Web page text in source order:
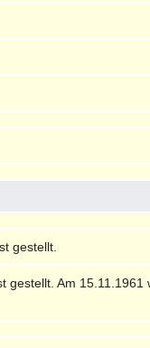
gestellt.
gestellt. Am 15.11.1961